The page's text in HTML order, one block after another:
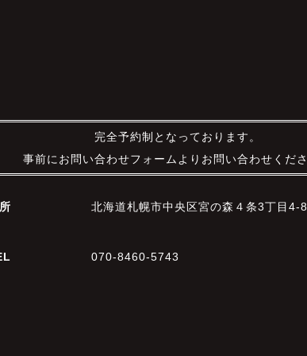
完全予約制となっております。
事前にお問い合わせフォームよりお問い合わせくださ
北海道札幌市中央区宮の森４条3丁目4-8
070-8460-5743